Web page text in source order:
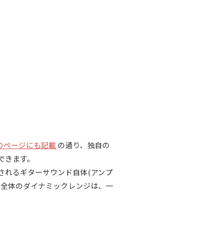
ページにも記載 の通り、独自の
ます。
れるギターサウンド自体(アンプ
体のダイナミックレンジは、一